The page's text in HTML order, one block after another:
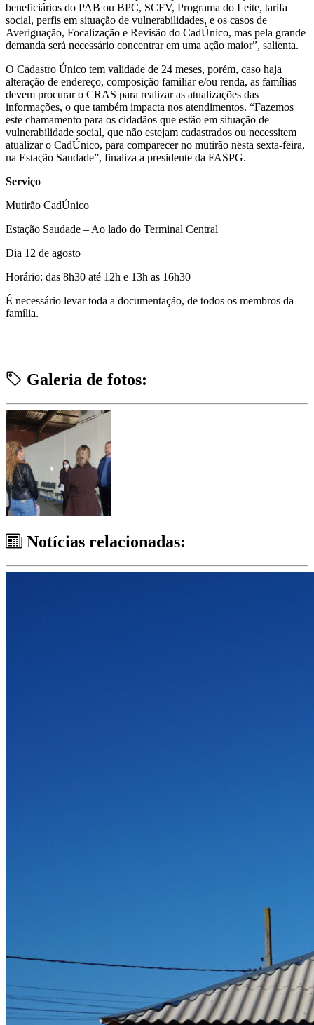
beneficiários do PAB ou BPC, SCFV, Programa do Leite, tarifa
social, perfis em situação de vulnerabilidades, e os casos de
Averiguação, Focalização e Revisão do CadÚnico, mas pela grande
demanda será necessário concentrar em uma ação maior”, salienta.
O Cadastro Único tem validade de 24 meses, porém, caso haja
alteração de endereço, composição familiar e/ou renda, as famílias
devem procurar o CRAS para realizar as atualizações das
informações, o que também impacta nos atendimentos. “Fazemos
este chamamento para os cidadãos que estão em situação de
vulnerabilidade social, que não estejam cadastrados ou necessitem
atualizar o CadÚnico, para comparecer no mutirão nesta sexta-feira,
na Estação Saudade”, finaliza a presidente da FASPG.
Serviço
Mutirão CadÚnico
Estação Saudade – Ao lado do Terminal Central
Dia 12 de agosto
Horário: das 8h30 até 12h e 13h as 16h30
É necessário levar toda a documentação, de todos os membros da
família.
Galeria de fotos:
Notícias relacionadas: